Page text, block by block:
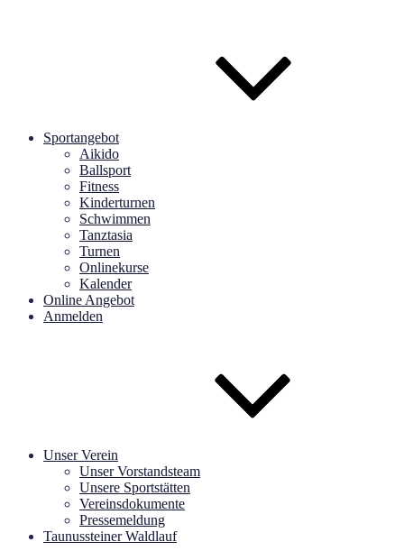
Sportangebot
Aikido
Ballsport
Fitness
Kinderturnen
Schwimmen
Tanztasia
Turnen
Onlinekurse
Kalender
Online Angebot
Anmelden
Unser Verein
Unser Vorstandsteam
Unsere Sportstätten
Vereinsdokumente
Pressemeldung
Taunussteiner Waldlauf